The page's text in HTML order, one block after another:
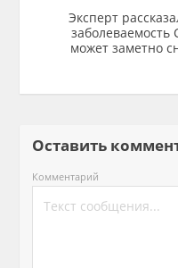
Эксперт
заболеваемость
может заметно
Оставить
Комментарий